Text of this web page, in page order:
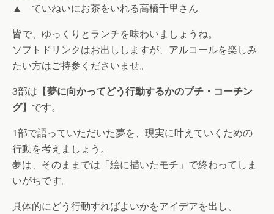
▲ ていねいにお茶をいれる高橋千里さん
皆で、ゆっくりとランチを味わいましょうね。
ソフトドリンクはお出ししますが、アルコールを楽しみ
たい方はご持参くださいませ。
3部は【夢に向かってどう行動するかのプチ・コーチン
グ】です。
1部で語っていただいた夢を、現実に叶えていくための
行動を考えましょう。
夢は、そのままでは「絵に描いたモチ」で終わってしま
いがちです。
具体的にどう行動すればよいかをアイデアを出し、